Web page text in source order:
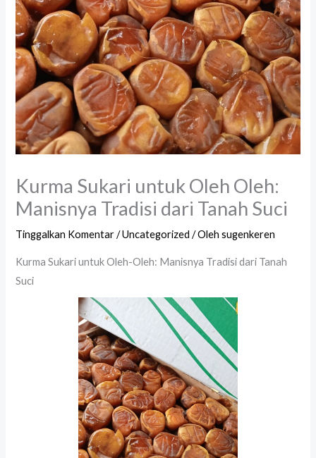
Kurma Sukari untuk Oleh Oleh:
Manisnya Tradisi dari Tanah Suci
Tinggalkan Komentar /Uncategorized / Olehsugenkeren
Kurma Sukari untuk Oleh-Oleh: Manisnya Tradisi dari Tanah
Suci